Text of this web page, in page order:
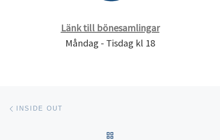
Länk till bönesamlingar
Måndag - Tisdag kl 18
Inläggsnavigering
INSIDE OUT